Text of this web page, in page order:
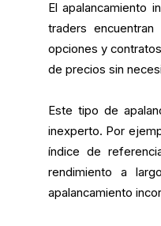
El apalancamiento
traders
opciones y
de precios sin
Este tipo de
inexperto. Por
índice de
rendimiento a
apalancamiento